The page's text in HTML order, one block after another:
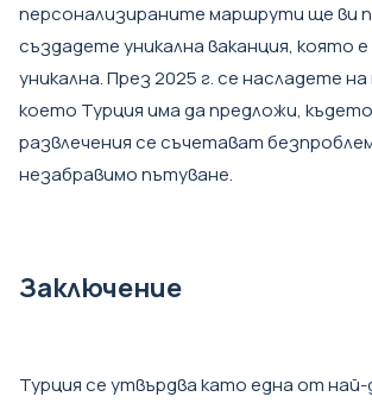
персонализираните маршрути ще ви
създадете уникална ваканция, която
уникална. През 2025 г. се насладете
което Турция има да предложи, където
развлечения се съчетават
незабравимо пътуване.
Заключение
Турция се утвърдва като една от